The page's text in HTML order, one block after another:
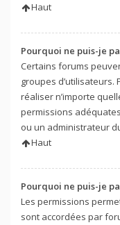
Haut
Pourquoi ne puis-je
Certains forums
groupes
réaliser n’importe
permissions
ou un administrateur
Haut
Pourquoi ne puis-je
Les permissions
sont accordées par